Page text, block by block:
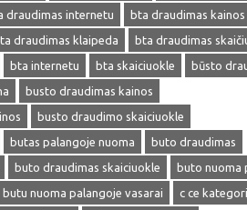
draudimas internetu
bta draudimas kainos
draudimas klaipeda
bta draudimas
bta internetu bta skaiciuokle
būsto
busto draudimas kainos
busto draudimo skaiciuokle
butas palangoje nuoma
buto draudimas
buto draudimas skaiciuokle
buto nuoma
butu nuoma palangoje vasarai
c ce